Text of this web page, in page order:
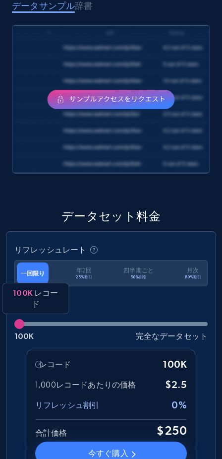
eCommerce
175+ 今すぐ購入
Amazon Walmart
URL, Title amazon, Seller name amazon, Brand
amazon, Currency amazon, Availability amazon,
eCommerce
Zara - Products
Category id, Product id, Product name, Price,
Currency, Colour code, Colour, Description, and
more.
eCommerce
URL, Product id, Title, Images, Final price,
Currency, Discount, Initial price, and more.
eCommerce
データサンプル辞書
データセット料金
リフレッシュレート
一回限り 年2回
25%割引
四半期ごと
50%割引
月次
80%割引
100Kレコー
ド
100K 完全なデータセット
レコード 100K
1,000レコードあたりの価格 $2.5
リフレッシュ割引 0%
合計価格 $250
今すぐ購入